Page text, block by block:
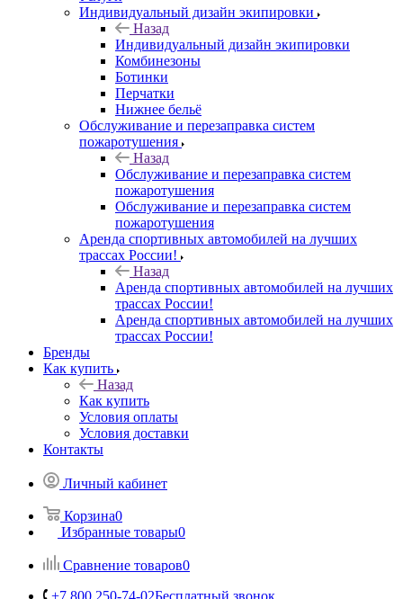
Индивидуальный дизайн экипировки
Назад
Индивидуальный дизайн экипировки
Комбинезоны
Ботинки
Перчатки
Нижнее бельё
Обслуживание и перезаправка систем
пожаротушения
Назад
Обслуживание и перезаправка систем
пожаротушения
Обслуживание и перезаправка систем
пожаротушения
Аренда спортивных автомобилей на лучших
трассах России!
Назад
Аренда спортивных автомобилей на лучших
трассах России!
Аренда спортивных автомобилей на лучших
трассах России!
Бренды
Как купить
Назад
Как купить
Условия оплаты
Условия доставки
Контакты
Личный кабинет
Корзина0
Избранные товары0
Сравнение товаров0
+7 800 250-74-02Бесплатный звонок